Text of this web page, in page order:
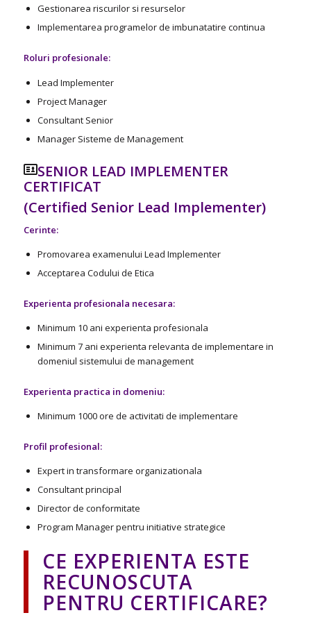
Gestionarea riscurilor si resurselor
Implementarea programelor de imbunatatire continua
Roluri profesionale:
Lead Implementer
Project Manager
Consultant Senior
Manager Sisteme de Management
SENIOR LEAD IMPLEMENTER
CERTIFICAT
(Certified Senior Lead Implementer)
Cerinte:
Promovarea examenului Lead Implementer
Acceptarea Codului de Etica
Experienta profesionala necesara:
Minimum 10 ani experienta profesionala
Minimum 7 ani experienta relevanta de implementare in
domeniul sistemului de management
Experienta practica in domeniu:
Minimum 1000 ore de activitati de implementare
Profil profesional:
Expert in transformare organizationala
Consultant principal
Director de conformitate
Program Manager pentru initiative strategice
CE EXPERIENTA ESTE
RECUNOSCUTA
PENTRU CERTIFICARE?